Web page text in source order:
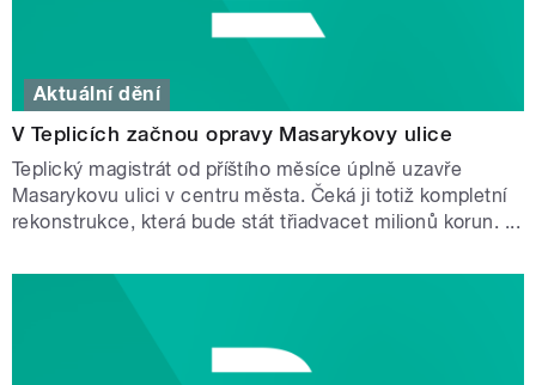
Aktuální dění
V Teplicích začnou opravy Masarykovy ulice
Teplický magistrát od příštího měsíce úplně uzavře
Masarykovu ulici v centru města. Čeká ji totiž kompletní
rekonstrukce, která bude stát třiadvacet milionů korun. ...